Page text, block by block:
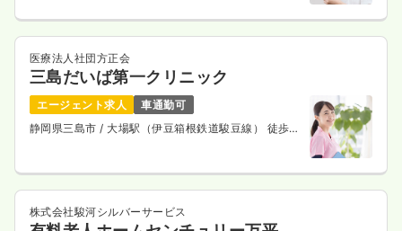
医療法人社団方正会
三島だいば第一クリニック
エージェント求人
車通勤可
静岡県三島市 / 大場駅（伊豆箱根鉄道駿豆線） 徒歩
株式会社駿河シルバーサービス